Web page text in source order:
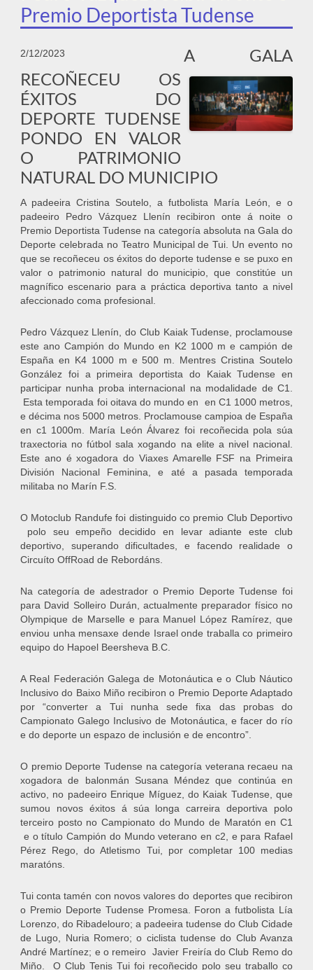
Premio Deportista Tudense
2/12/2023
A GALA
RECOÑECEU OS
ÉXITOS DO
DEPORTE TUDENSE
PONDO EN VALOR
O PATRIMONIO
NATURAL DO MUNICIPIO
A padeeira Cristina Soutelo, a futbolista María León, e o
padeeiro Pedro Vázquez Llenín recibiron onte á noite o
Premio Deportista Tudense na categoría absoluta na Gala do
Deporte celebrada no Teatro Municipal de Tui. Un evento no
que se recoñeceu os éxitos do deporte tudense e se puxo en
valor o patrimonio natural do municipio, que constitúe un
magnífico escenario para a práctica deportiva tanto a nivel
afeccionado coma profesional.
Pedro Vázquez Llenín, do Club Kaiak Tudense, proclamouse
este ano Campión do Mundo en K2 1000 m e campión de
España en K4 1000 m e 500 m. Mentres Cristina Soutelo
González foi a primeira deportista do Kaiak Tudense en
participar nunha proba internacional na modalidade de C1.
Esta temporada foi oitava do mundo en en C1 1000 metros,
e décima nos 5000 metros. Proclamouse campioa de España
en c1 1000m. María León Álvarez foi recoñecida pola súa
traxectoria no fútbol sala xogando na elite a nivel nacional.
Este ano é xogadora do Viaxes Amarelle FSF na Primeira
División Nacional Feminina, e até a pasada temporada
militaba no Marín F.S.
O Motoclub Randufe foi distinguido co premio Club Deportivo
polo seu empeño decidido en levar adiante este club
deportivo, superando dificultades, e facendo realidade o
Circuíto OffRoad de Rebordáns.
Na categoría de adestrador o Premio Deporte Tudense foi
para David Solleiro Durán, actualmente preparador físico no
Olympique de Marselle e para Manuel López Ramírez, que
enviou unha mensaxe dende Israel onde traballa co primeiro
equipo do Hapoel Beersheva B.C.
A Real Federación Galega de Motonáutica e o Club Náutico
Inclusivo do Baixo Miño recibiron o Premio Deporte Adaptado
por “converter a Tui nunha sede fixa das probas do
Campionato Galego Inclusivo de Motonáutica, e facer do río
e do deporte un espazo de inclusión e de encontro”.
O premio Deporte Tudense na categoría veterana recaeu na
xogadora de balonmán Susana Méndez que continúa en
activo, no padeeiro Enrique Míguez, do Kaiak Tudense, que
sumou novos éxitos á súa longa carreira deportiva polo
terceiro posto no Campionato do Mundo de Maratón en C1
e o título Campión do Mundo veterano en c2, e para Rafael
Pérez Rego, do Atletismo Tui, por completar 100 medias
maratóns.
Tui conta tamén con novos valores do deportes que recibiron
o Premio Deporte Tudense Promesa. Foron a futbolista Lía
Lorenzo, do Ribadelouro; a padeeira tudense do Club Cidade
de Lugo, Nuria Romero; o ciclista tudense do Club Avanza
André Martínez; e o remeiro Javier Freiría do Club Remo do
Miño. O Club Tenis Tui foi recoñecido polo seu traballo co